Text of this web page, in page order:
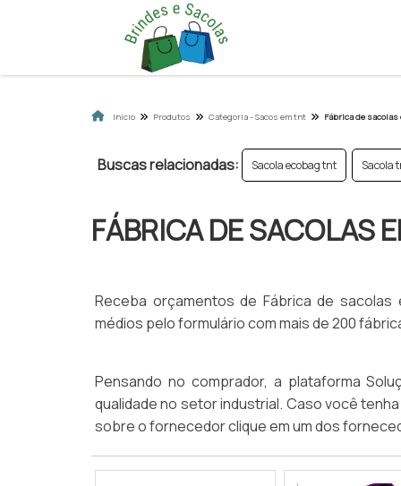
Início Produtos Categoria - Sacos em tnt Fábrica de
Buscas relacionadas: Sacola ecobag tnt Sacola
FÁBRICA DE SACOLAS
Receba orçamentos de Fábrica de
médios pelo formulário com mais de 200
Pensando no comprador, a plataforma
qualidade no setor industrial. Caso você
sobre o fornecedor clique em um dos